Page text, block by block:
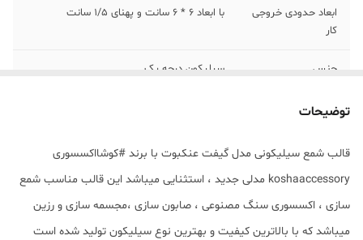
ابعاد حدودی خروجی
کار
با ابعاد 6 * 6 سانت و پهنای 1/5 سانت
جنس سیلیکون درجه یک
توضیحات
قالب شمع سیلیکونی مدل گیفت عنکبوت با برند #کوشااکسسوری
koshaaccessory مدلی جدید ، استثنایی میباشد این قالب مناسب شمع
سازی ، اکسسوری سنگ مصنوعی ، صابون سازی ،مجسمه سازی و رزین
میباشد که با بالاترین کیفیت و بهترین نوع سیلیکون تولید شده است